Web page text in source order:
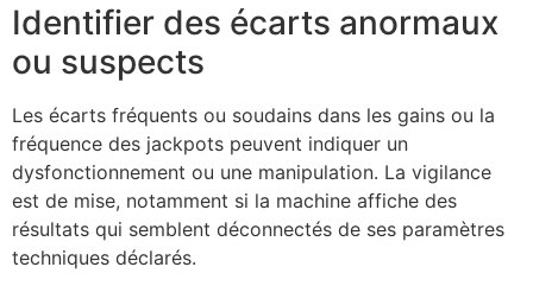
Identifier des écarts anormaux
ou suspects
Les écarts fréquents ou soudains dans les gains ou la
fréquence des jackpots peuvent indiquer un
dysfonctionnement ou une manipulation. La vigilance
est de mise, notamment si la machine affiche des
résultats qui semblent déconnectés de ses paramètres
techniques déclarés.